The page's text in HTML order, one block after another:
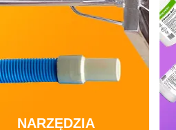
NARZĘDZIA